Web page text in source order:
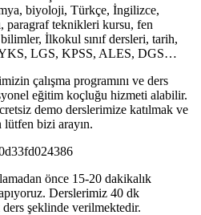
biyoloji, Türkçe, İngilizce,
paragraf teknikleri kursu, fen
İlkokul sınıf dersleri, tarih,
YKS, LGS, KPSS, ALES, DGS…
çalışma programını ve ders
eğitim koçluğu hizmeti alabilir.
demo derslerimize katılmak ve
lütfen bizi arayın.
önce 15-20 dakikalık
Derslerimiz 40 dk
şeklinde verilmektedir.